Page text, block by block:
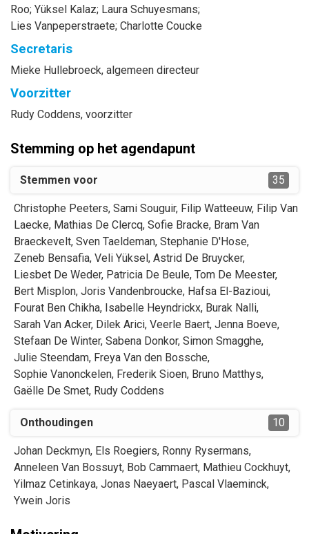
Roo; Yüksel Kalaz; Laura Schuyesmans;
Lies Vanpeperstraete; Charlotte Coucke
Secretaris
Mieke Hullebroeck, algemeen directeur
Voorzitter
Rudy Coddens, voorzitter
Stemming op het agendapunt
Stemmen voor 35
Christophe Peeters, Sami Souguir, Filip Watteeuw, Filip Van
Laecke, Mathias De Clercq, Sofie Bracke, Bram Van
Braeckevelt, Sven Taeldeman, Stephanie D'Hose,
Zeneb Bensafia, Veli Yüksel, Astrid De Bruycker,
Liesbet De Weder, Patricia De Beule, Tom De Meester,
Bert Misplon, Joris Vandenbroucke, Hafsa El-Bazioui,
Fourat Ben Chikha, Isabelle Heyndrickx, Burak Nalli,
Sarah Van Acker, Dilek Arici, Veerle Baert, Jenna Boeve,
Stefaan De Winter, Sabena Donkor, Simon Smagghe,
Julie Steendam, Freya Van den Bossche,
Sophie Vanonckelen, Frederik Sioen, Bruno Matthys,
Gaëlle De Smet, Rudy Coddens
Onthoudingen 10
Johan Deckmyn, Els Roegiers, Ronny Rysermans,
Anneleen Van Bossuyt, Bob Cammaert, Mathieu Cockhuyt,
Yilmaz Cetinkaya, Jonas Naeyaert, Pascal Vlaeminck,
Ywein Joris